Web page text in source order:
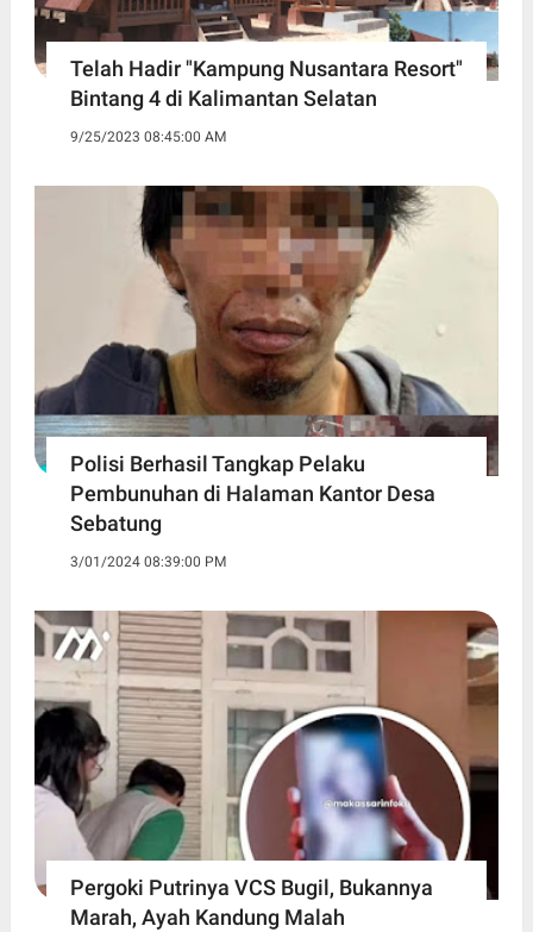
Telah Hadir "Kampung Nusantara Resort"
Bintang 4 di Kalimantan Selatan
9/25/2023 08:45:00 AM
Polisi Berhasil Tangkap Pelaku
Pembunuhan di Halaman Kantor Desa
Sebatung
3/01/2024 08:39:00 PM
Pergoki Putrinya VCS Bugil, Bukannya
Marah, Ayah Kandung Malah